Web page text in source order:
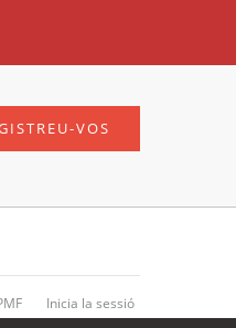
VOS
Inicia la sessió